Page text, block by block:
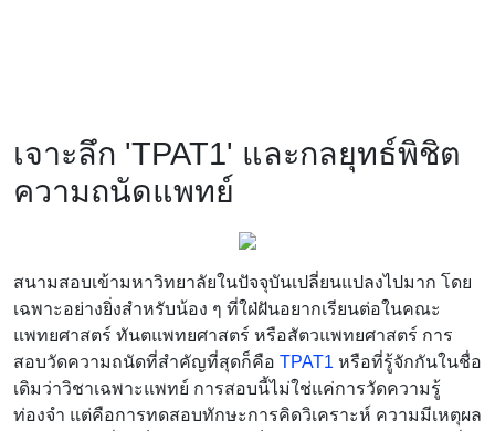
เจาะลึก 'TPAT1' และกลยุทธ์พิชิต
ความถนัดแพทย์
สนามสอบเข้ามหาวิทยาลัยในปัจจุบันเปลี่ยนแปลงไปมาก โดย
เฉพาะอย่างยิ่งสำหรับน้อง ๆ ที่ใฝ่ฝันอยากเรียนต่อในคณะ
แพทยศาสตร์ ทันตแพทยศาสตร์ หรือสัตวแพทยศาสตร์ การ
สอบวัดความถนัดที่สำคัญที่สุดก็คือ TPAT1 หรือที่รู้จักกันในชื่อ
เดิมว่าวิชาเฉพาะแพทย์ การสอบนี้ไม่ใช่แค่การวัดความรู้
ท่องจำ แต่คือการทดสอบทักษะการคิดวิเคราะห์ ความมีเหตุผล